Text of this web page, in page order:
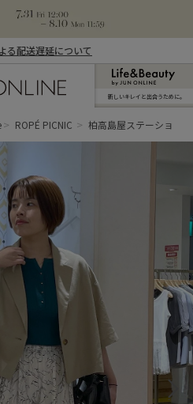
る配送遅延について
新しいキレイと出合うために。
ROPÉ PICNIC 柏高島屋ステーション